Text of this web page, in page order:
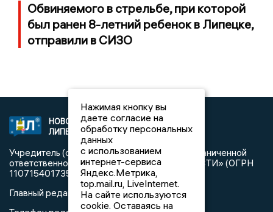
Обвиняемого в стрельбе, при которой
был ранен 8-летний ребенок в Липецке,
отправили в СИЗО
НОВОСТИ
ЛИПЕЦКА
2021 © NEWSLIPETSK.RU | СИ
«Новости Липецка»
Учредитель (соучредители): Общество с ограниченной
ответственностью «РЕГИОНАЛЬНЫЕ НОВОСТИ» (ОГРН
1107154017354)
Главный редактор: Герцог Е.Г.
Нажимая кнопку вы
даете согласие на
обработку персональных
данных
с использованием
интернет-сервиса
Яндекс.Метрика,
top.mail.ru, LiveInternet.
На сайте используются
cookie. Оставаясь на